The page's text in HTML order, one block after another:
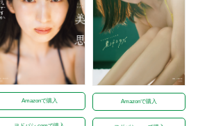
Amazonで購入 Amazonで購入